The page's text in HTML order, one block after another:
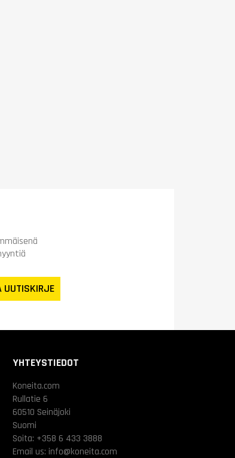
UUTISKIRJE
YHTEYSTIEDOT
Koneita.com
Rullatie 6
60510 Seinäjoki
Suomi
Soita: +358 6 433 3888
Email us: info@koneita.com